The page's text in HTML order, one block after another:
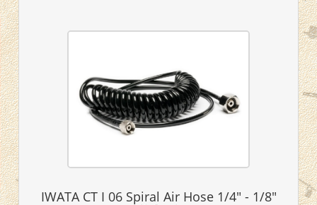
IWATA CT I 06 Spiral Air Hose 1/4" - 1/8"